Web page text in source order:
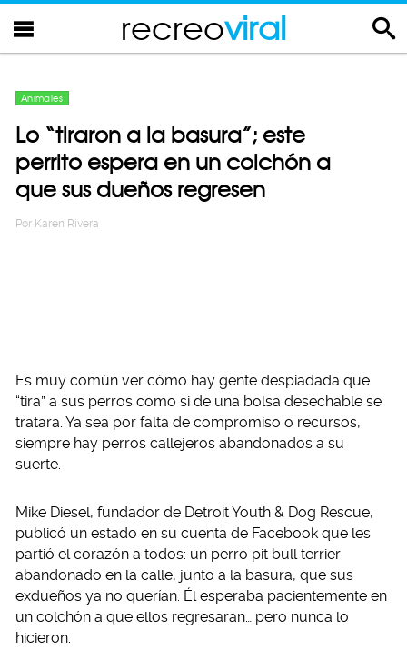
recreoviral
Animales
Lo “tiraron a la basura”; este
perrito espera en un colchón a
que sus dueños regresen
Por Karen Rivera
Es muy común ver cómo hay gente despiadada que
“tira” a sus perros como si de una bolsa desechable se
tratara. Ya sea por falta de compromiso o recursos,
siempre hay perros callejeros abandonados a su
suerte.
Mike Diesel, fundador de Detroit Youth & Dog Rescue,
publicó un estado en su cuenta de Facebook que les
partió el corazón a todos: un perro pit bull terrier
abandonado en la calle, junto a la basura, que sus
exdueños ya no querían. Él esperaba pacientemente en
un colchón a que ellos regresaran… pero nunca lo
hicieron.